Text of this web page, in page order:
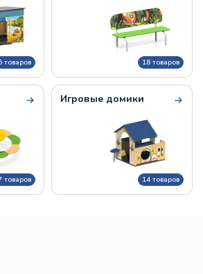
товаров 18 товаров
товаров
Игровые домики
14 товаров